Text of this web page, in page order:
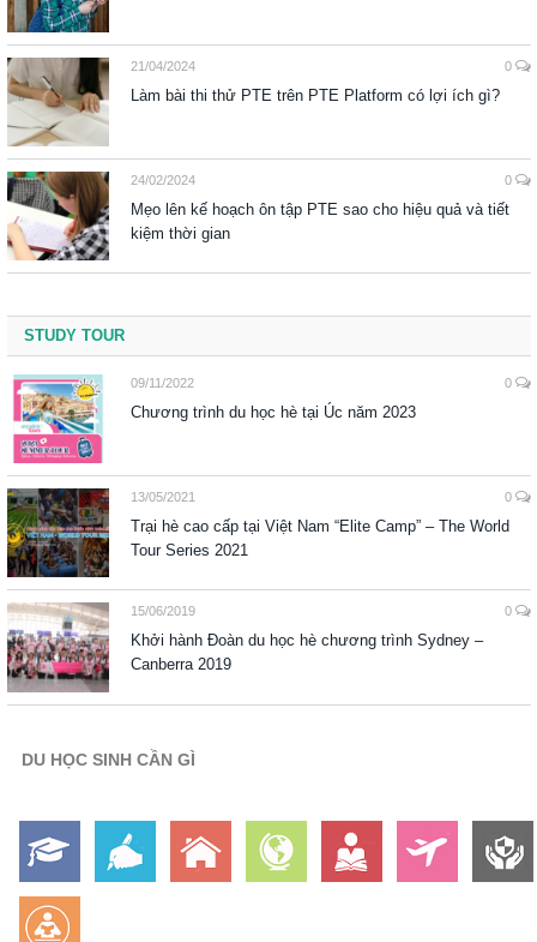
21/04/2024 0
Làm bài thi thử PTE trên PTE Platform có lợi ích gì?
24/02/2024 0
Mẹo lên kế hoạch ôn tập PTE sao cho hiệu quả và tiết
kiệm thời gian
STUDY TOUR
09/11/2022 0
Chương trình du học hè tại Úc năm 2023
13/05/2021 0
Trại hè cao cấp tại Việt Nam “Elite Camp” – The World
Tour Series 2021
15/06/2019 0
Khởi hành Đoàn du học hè chương trình Sydney –
Canberra 2019
DU HỌC SINH CẦN GÌ